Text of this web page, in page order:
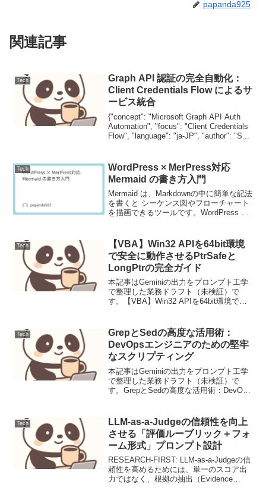
papanda925
関連記事
Tech
Graph API 認証の完全自動化：
Client Credentials Flow によるサ
ービス統合
{"concept": "Microsoft Graph API Auth
Automation", "focus": "Client Credentials
Flow", "language": "ja-JP", "author": "S...
Tech
WordPress × MerPress対応
Mermaid の書き方入門
Mermaid は、Markdownの中に簡単な記法
を書くと シーケンス図やフローチャート
を描画できるツールです。WordPress で
事では、基本の文法とサン...
Tech
【VBA】Win32 APIを64bit環境
で安全に動作させるPtrSafeと
LongPtrの完全ガイド
本記事はGeminiの出力をプロンプト工学
で整理した業務ドラフト（未検証）で
す。【VBA】Win32 APIを64bit環境で安
伴い、従来のW...
Tech
GrepとSedの高度な活用術：
DevOpsエンジニアのための堅牢
なスクリプティング
本記事はGeminiの出力をプロンプト工学
で整理した業務ドラフト（未検証）で
す。GrepとSedの高度な活用術：DevOps
ニアが日々の運用で直面する課題を解決
す...
Tech
LLM-as-a-Judgeの信頼性を向上
させる「評価ルーブリック＋フォ
ーム形式」プロンプト設計
RESEARCH-FIRST: LLM-as-a-Judgeの信
頼性を高めるためには、単一のスコア出
力ではなく、根拠の抽出（Evidence